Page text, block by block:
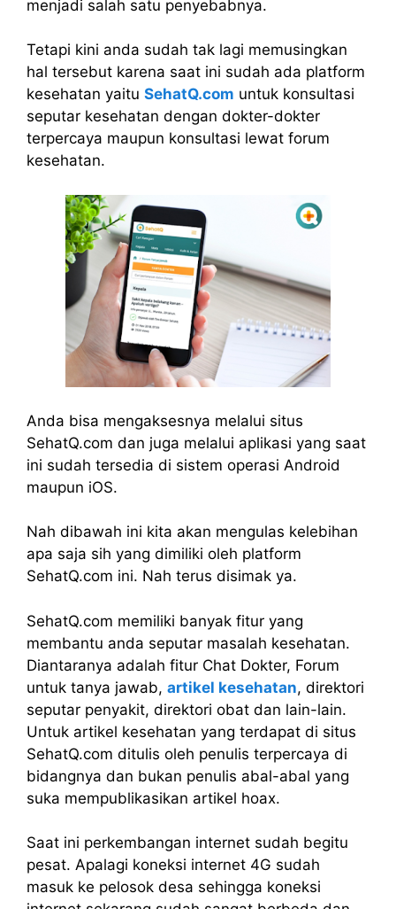
menjadi salah satu penyebabnya.
Tetapi kini anda sudah tak lagi memusingkan
hal tersebut karena saat ini sudah ada platform
kesehatan yaitu SehatQ.com untuk konsultasi
seputar kesehatan dengan dokter-dokter
terpercaya maupun konsultasi lewat forum
kesehatan.
Anda bisa mengaksesnya melalui situs
SehatQ.com dan juga melalui aplikasi yang saat
ini sudah tersedia di sistem operasi Android
maupun iOS.
Nah dibawah ini kita akan mengulas kelebihan
apa saja sih yang dimiliki oleh platform
SehatQ.com ini. Nah terus disimak ya.
SehatQ.com memiliki banyak fitur yang
membantu anda seputar masalah kesehatan.
Diantaranya adalah fitur Chat Dokter, Forum
untuk tanya jawab, artikel kesehatan, direktori
seputar penyakit, direktori obat dan lain-lain.
Untuk artikel kesehatan yang terdapat di situs
SehatQ.com ditulis oleh penulis terpercaya di
bidangnya dan bukan penulis abal-abal yang
suka mempublikasikan artikel hoax.
Saat ini perkembangan internet sudah begitu
pesat. Apalagi koneksi internet 4G sudah
masuk ke pelosok desa sehingga koneksi